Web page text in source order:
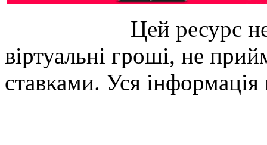
Цей ресурс
віртуальні гроші, не
ставками. Уся